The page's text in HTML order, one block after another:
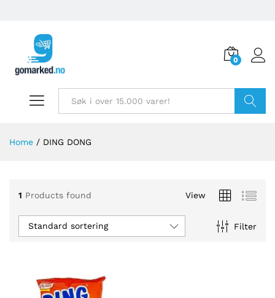
0
Home / DING DONG
1 Products found View
Filter
Standard sortering